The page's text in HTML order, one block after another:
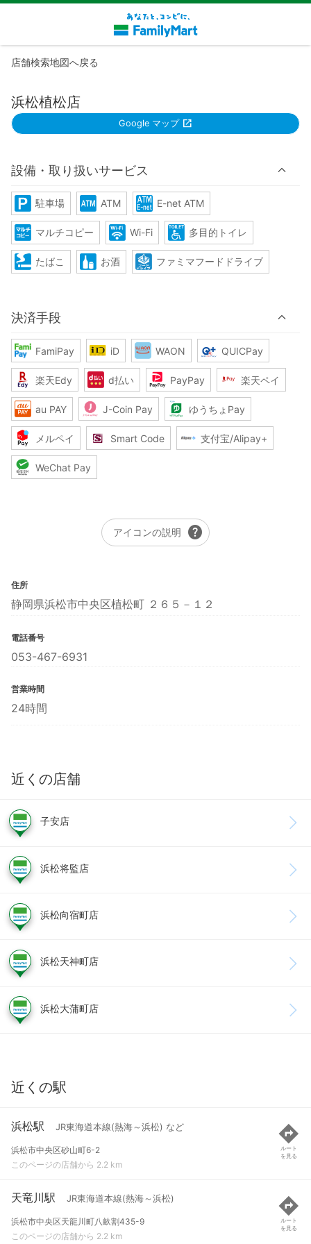
店舗検索地図へ戻る
浜松植松店
Google マップ
設備・取り扱いサービス
駐車場 ATM E-net ATM
マルチコピー Wi-Fi 多目的トイレ
たばこ お酒 ファミマフードドライブ
決済手段
FamiPay iD WAON QUICPay
楽天Edy d払い PayPay 楽天ペイ
au PAY J-Coin Pay ゆうちょPay
メルペイ Smart Code 支付宝/Alipay+
WeChat Pay
アイコンの説明 help
住所
静岡県浜松市中央区植松町 ２６５－１２
電話番号
053-467-6931
営業時間
24時間
近くの店舗
子安店
浜松将監店
浜松向宿町店
浜松天神町店
浜松大蒲町店
近くの駅
浜松駅 JR東海道本線(熱海～浜松) など
浜松市中央区砂山町6-2
このページの店舗から 2.2 km
ルート
を見る
天竜川駅 JR東海道本線(熱海～浜松)
浜松市中央区天龍川町八畝割435-9
このページの店舗から 2.2 km
ルート
を見る